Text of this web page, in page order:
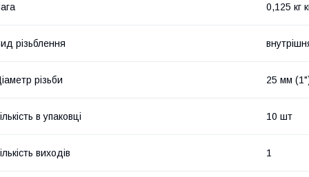
0,125 кг
різьблення
різьби 25 мм
в упаковці 10 шт
виходів 1